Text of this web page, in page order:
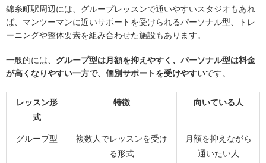
錦糸町駅周辺には、グループレッスンで通いやすいスタジオもあれ
ば、マンツーマンに近いサポートを受けられるパーソナル型、トレ
ーニングや整体要素を組み合わせた施設もあります。
一般的には、 グループ型は月額を抑えやすく、パーソナル型は料金
が高くなりやすい一方で、個別サポートを受けやすいです。
レッスン形
式
特徴 向いている人
グループ型
複数人でレッスンを受け
る形式
月額を抑えながら
通いたい人